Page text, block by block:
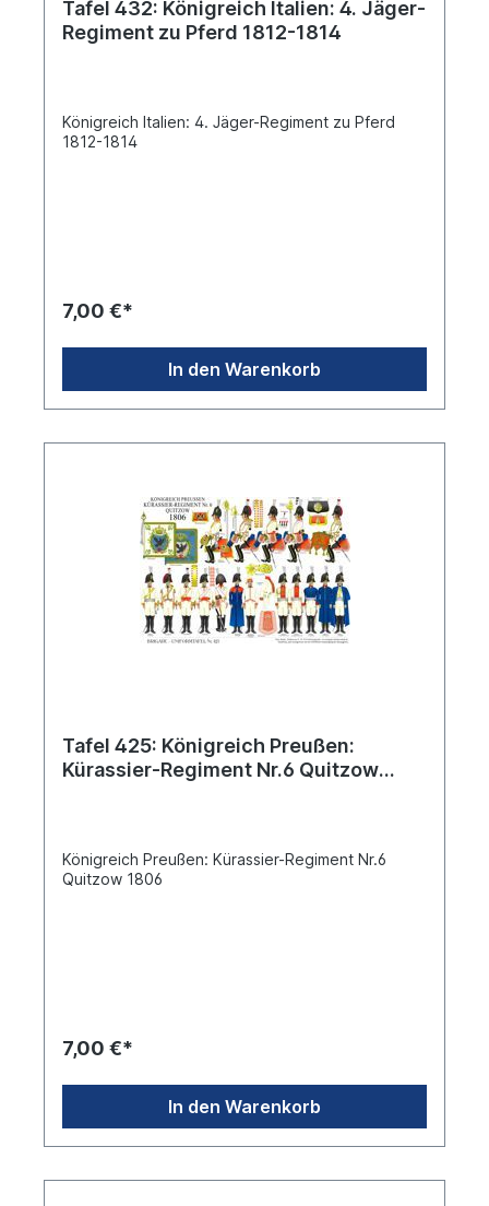
Tafel 432: Königreich Italien: 4. Jäger-
Regiment zu Pferd 1812-1814
Königreich Italien: 4. Jäger-Regiment zu Pferd
1812-1814
7,00 €*
In den Warenkorb
Tafel 425: Königreich Preußen:
Kürassier-Regiment Nr.6 Quitzow
Königreich Preußen: Kürassier-Regiment Nr.6
Quitzow 1806
7,00 €*
In den Warenkorb